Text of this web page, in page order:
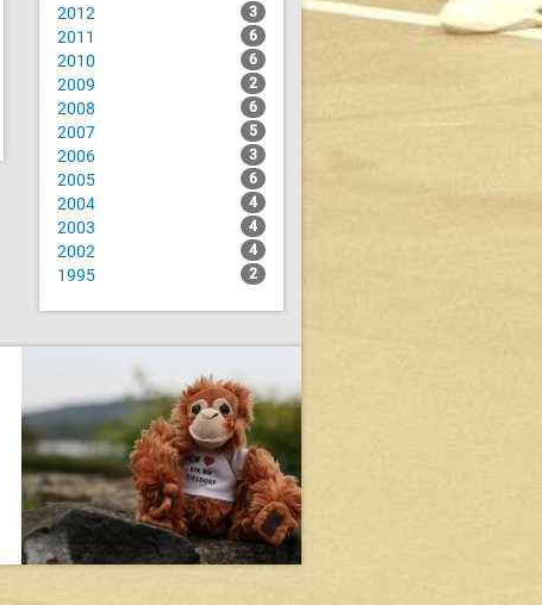
2012 3
2011 6
2010 6
2009 2
2008 6
2007 5
2006 3
2005 6
2004 4
2003 4
2002 4
1995 2